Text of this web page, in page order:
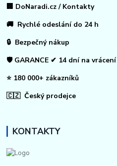
🏢 DoNaradi.cz / Kontakty
🚚 Rychlé odeslání do 24 h
🔒 Bezpečný nákup
🛡️ GARANCE ✔ 14 dní na vrácení
⭐ 180 000+ zákazníků
🇨🇿 Český prodejce
KONTAKTY